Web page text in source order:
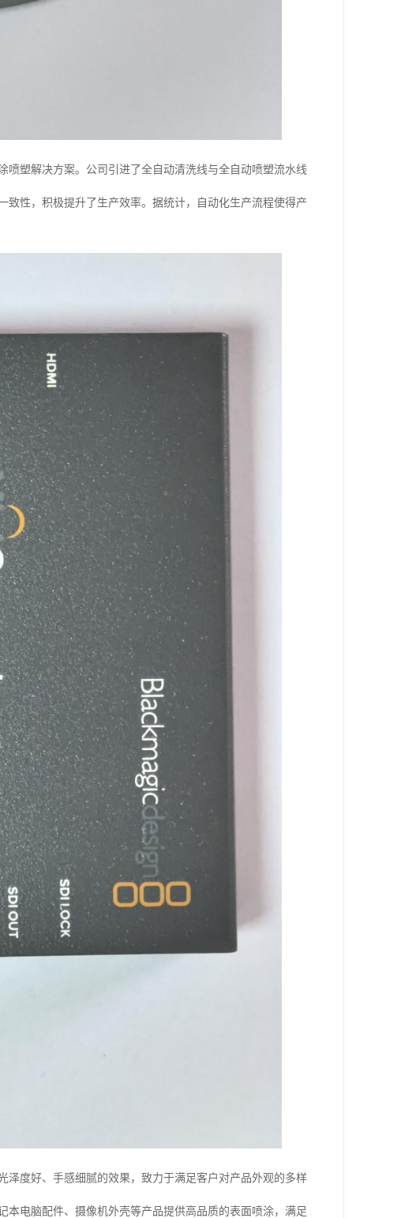
塑解决方案。公司引进了全自动清洗线与全自动喷塑流水线
性，积极提升了生产效率。据统计，自动化生产流程使得产
泽度好、手感细腻的效果，致力于满足客户对产品外观的多样
电脑配件、摄像机外壳等产品提供高品质的表面喷涂，满足